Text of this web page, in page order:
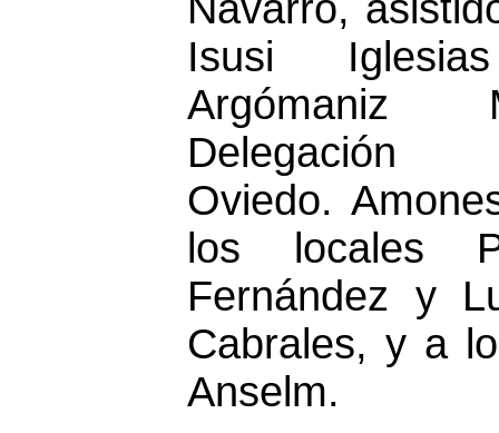
Isusi
Argómaniz
Oviedo.
los locales
Fernández y
Cabrales, y a
Anselm.